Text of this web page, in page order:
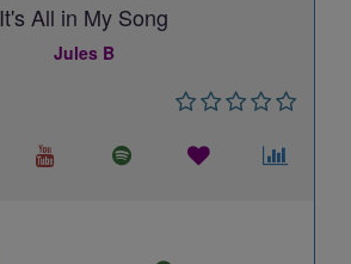
It's All in My Song
Jules B